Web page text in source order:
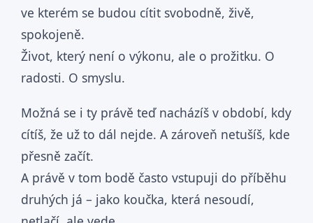
ve kterém se budou cítit svobodně, živě,
spokojeně.
Život, který není o výkonu, ale o prožitku. O
radosti. O smyslu.
Možná se i ty právě teď nacházíš v období, kdy
cítíš, že už to dál nejde. A zároveň netušíš, kde
přesně začít.
A právě v tom bodě často vstupuji do příběhu
druhých já – jako koučka, která nesoudí,